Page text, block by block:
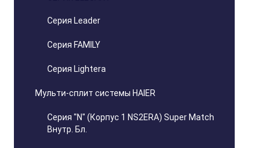
Серия Leader
Серия FAMILY
Серия Lightera
Мульти-сплит системы HAIER
Серия "N" (Корпус 1 NS2ERA) Super Match
Внутр. Бл.